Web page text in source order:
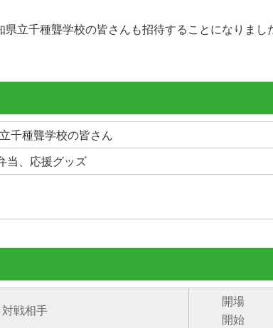
立千種聾学校の皆さんも招待することになりまし
千種聾学校の皆さん
当、応援グッズ
対戦相手
開場
開始